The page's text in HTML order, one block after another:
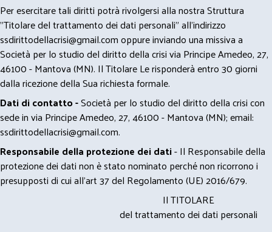
Per esercitare tali diritti potrà rivolgersi alla nostra Struttura
"Titolare del trattamento dei dati personali" all'indirizzo
ssdirittodellacrisi@gmail.comoppure inviando una missiva a
Società per lo studio del diritto della crisi via Principe Amedeo, 27,
46100 - Mantova (MN). Il Titolare Le risponderà entro 30 giorni
dalla ricezione della Sua richiesta formale.
Dati di contatto -Società per lo studio del diritto della crisi con
sede in via Principe Amedeo, 27, 46100 - Mantova (MN); email:
ssdirittodellacrisi@gmail.com.
Responsabile della protezione dei dati- Il Responsabile della
protezione dei dati non è stato nominato perché non ricorrono i
presupposti di cui all’art 37 del Regolamento (UE) 2016/679.
Il TITOLARE
del trattamento dei dati personali